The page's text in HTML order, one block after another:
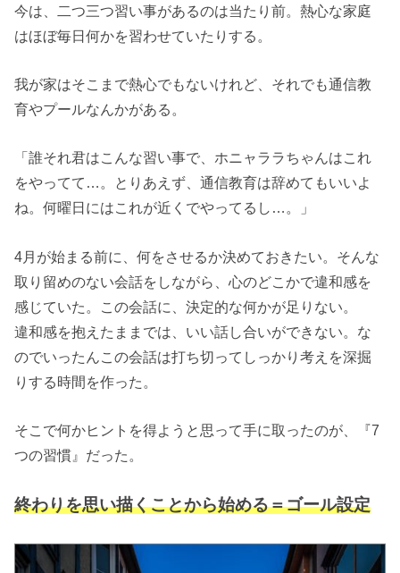
今は、二つ三つ習い事があるのは当たり前。熱心な家庭
はほぼ毎日何かを習わせていたりする。
我が家はそこまで熱心でもないけれど、それでも通信教
育やプールなんかがある。
「誰それ君はこんな習い事で、ホニャララちゃんはこれ
をやってて…。とりあえず、通信教育は辞めてもいいよ
ね。何曜日にはこれが近くでやってるし…。」
4月が始まる前に、何をさせるか決めておきたい。そんな
取り留めのない会話をしながら、心のどこかで違和感を
感じていた。この会話に、決定的な何かが足りない。
違和感を抱えたままでは、いい話し合いができない。な
のでいったんこの会話は打ち切ってしっかり考えを深掘
りする時間を作った。
そこで何かヒントを得ようと思って手に取ったのが、『7
つの習慣』だった。
終わりを思い描くことから始める＝ゴール設定